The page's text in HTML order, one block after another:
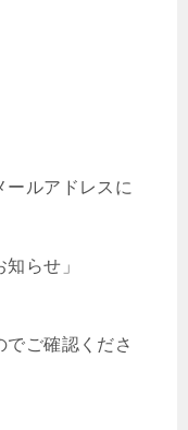
ールアドレスに
らせ」
でご確認くださ